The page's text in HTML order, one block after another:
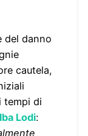
del danno
cautela,
tempi di
Lodi: